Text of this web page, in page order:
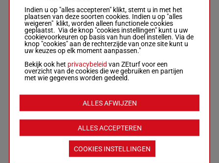
Box: 1 -R/5 -
59.5 kg
8p (22) 9p 1p
2p 7p 3p 4p 4p
R/5 kg
1p 2p 7p
3p 4p 4p
1
Y.Barille-
Dupelin Lalung
0p 0p 6p
58.5
0p 0p (24)
Indien u op "alles accepteren" klikt, stemt u in met het
plaatsen van deze soorten cookies. Indien u op "alles
weigeren" klikt, worden alleen functionele cookies
geplaatst. Via de knop "cookies instellingen" kunt u uw
cookievoorkeuren op basis van hun doel instellen. Via de
knop "cookies" aan de rechterzijde van onze site kunt u
uw keuzes op elk moment aanpassen."
Bekijk ook het privacybeleid van ZEturf voor een
overzicht van de cookies die we gebruiken en partijen
met wie gegevens worden gedeeld.
ALLES ACCEPTEREN
ALLES AFWIJZEN
COOKIES INSTELLINGEN